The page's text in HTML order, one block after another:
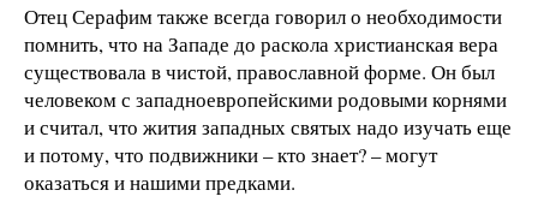
Отец Серафим также всегда говорил о необходимости
помнить, что на Западе до раскола христианская вера
существовала в чистой, православной форме. Он был
человеком с западноевропейскими родовыми корнями
и считал, что жития западных святых надо изучать еще
и потому, что подвижники – кто знает? – могут
оказаться и нашими предками.